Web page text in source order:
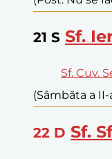
21 S Sf.
Sf. Cuv.
(Sâmbăta a
22 D Sf.